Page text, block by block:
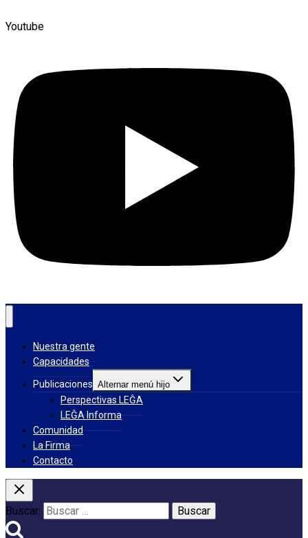
Youtube
Nuestra gente
Capacidades
Publicaciones Alternar menú hijo
Perspectivas LEĜA
LEĜA Informa
Comunidad
La Firma
Contacto
Buscar: